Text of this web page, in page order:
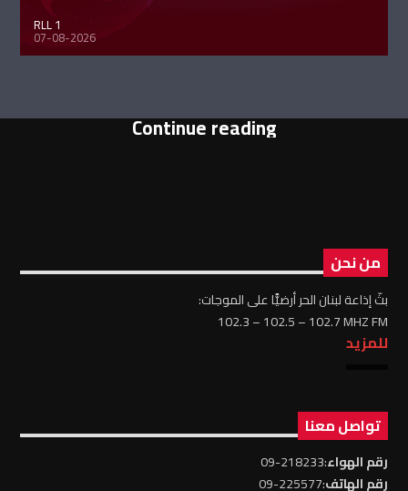
RLL 1
07-08-2026
Continue reading
من نحن
بثّ إذاعة لبنان الحر أرضيًّا على الموجات:
102.3 – 102.5 – 102.7 MHZ FM
للمزيد
تواصل معنا
رقم الهواء:218233-09
رقم الهاتف:225577-09